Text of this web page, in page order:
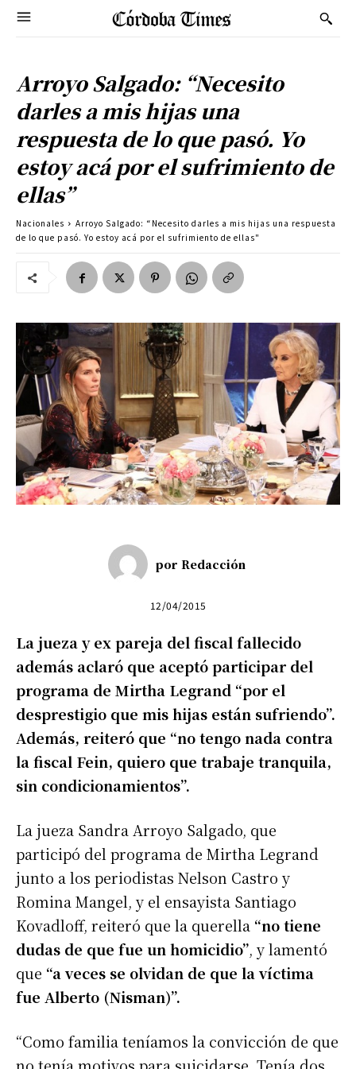
Arroyo Salgado: “Necesito
darles a mis hijas una
respuesta de lo que pasó. Yo
estoy acá por el sufrimiento de
ellas”
Nacionales
Arroyo Salgado: “Necesito darles a mis hijas una respuesta
de lo que pasó. Yo estoy acá por el sufrimiento de ellas"
por Redacción
12/04/2015
La jueza y ex pareja del fiscal fallecido
además aclaró que aceptó participar del
programa de Mirtha Legrand “por el
desprestigio que mis hijas están sufriendo”.
Además, reiteró que “no tengo nada contra
la fiscal Fein, quiero que trabaje tranquila,
sin condicionamientos”.
La jueza Sandra Arroyo Salgado, que
participó del programa de Mirtha Legrand
junto a los periodistas Nelson Castro y
Romina Mangel, y el ensayista Santiago
Kovadloff, reiteró que la querella “no tiene
dudas de que fue un homicidio”, y lamentó
que “a veces se olvidan de que la víctima
fue Alberto (Nisman)”.
“Como familia teníamos la convicción de que